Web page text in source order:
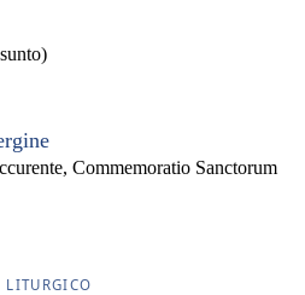
Commemoratio Sanctorum